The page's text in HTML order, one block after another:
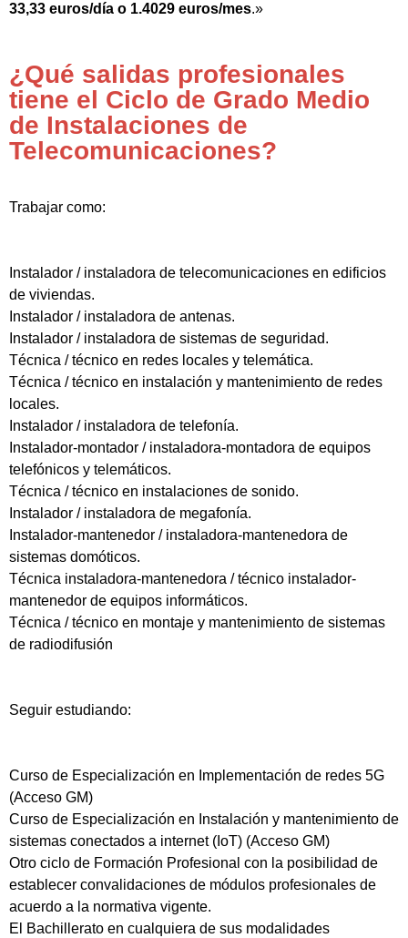
33,33 euros/día o 1.4029 euros/mes.»
¿Qué salidas profesionales
tiene el Ciclo de Grado Medio
de Instalaciones de
Telecomunicaciones?
Trabajar como:
Instalador / instaladora de telecomunicaciones en edificios
de viviendas.
Instalador / instaladora de antenas.
Instalador / instaladora de sistemas de seguridad.
Técnica / técnico en redes locales y telemática.
Técnica / técnico en instalación y mantenimiento de redes
locales.
Instalador / instaladora de telefonía.
Instalador-montador / instaladora-montadora de equipos
telefónicos y telemáticos.
Técnica / técnico en instalaciones de sonido.
Instalador / instaladora de megafonía.
Instalador-mantenedor / instaladora-mantenedora de
sistemas domóticos.
Técnica instaladora-mantenedora / técnico instalador-
mantenedor de equipos informáticos.
Técnica / técnico en montaje y mantenimiento de sistemas
de radiodifusión
Seguir estudiando:
Curso de Especialización en Implementación de redes 5G
(Acceso GM)
Curso de Especialización en Instalación y mantenimiento de
sistemas conectados a internet (IoT) (Acceso GM)
Otro ciclo de Formación Profesional con la posibilidad de
establecer convalidaciones de módulos profesionales de
acuerdo a la normativa vigente.
El Bachillerato en cualquiera de sus modalidades